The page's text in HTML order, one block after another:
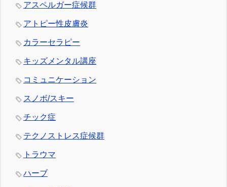
アスペルガー症候群
アトピー性皮膚炎
カラーセラピー
キッズメンタル講座
コミュニケーション
スノボ/スキー
チック症
テクノストレス症候群
トラウマ
ハーブ